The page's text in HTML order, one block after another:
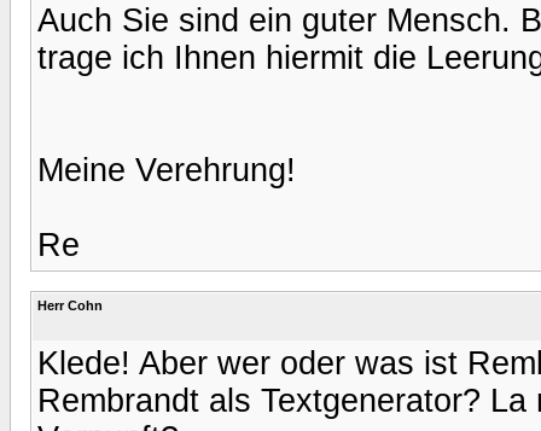
Auch Sie sind ein guter Mensch.
trage ich Ihnen hiermit die
Meine Verehrung!
Re
Herr Cohn
Klede! Aber wer oder was ist
Rembrandt als Textgenerator?